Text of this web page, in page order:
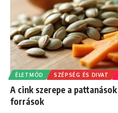
ÉLETMÓD SZÉPSÉG ÉS DIVAT
A cink szerepe a
források